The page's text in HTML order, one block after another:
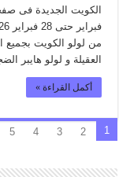
من لولو الكويت بجميع
العقيلة و لولو هايبر
أكمل القراءة »
1
2
3
4
5